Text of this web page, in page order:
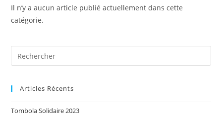
Il n’y a aucun article publié actuellement dans cette
catégorie.
Articles Récents
Tombola Solidaire 2023